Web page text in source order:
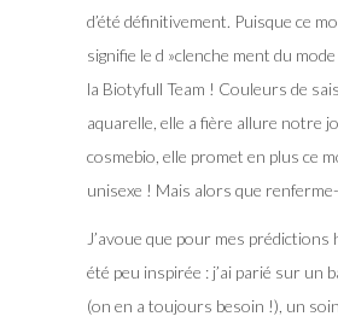
d’été définitivement. Puisque ce
signifie le d »clenche ment du
la Biotyfull Team ! Couleurs de
aquarelle, elle a fière allure notre
cosmebio, elle promet en plus ce
unisexe ! Mais alors que renferme-
J’avoue que pour mes prédictions
été peu inspirée : j’ai parié sur un
(on en a toujours besoin !), un